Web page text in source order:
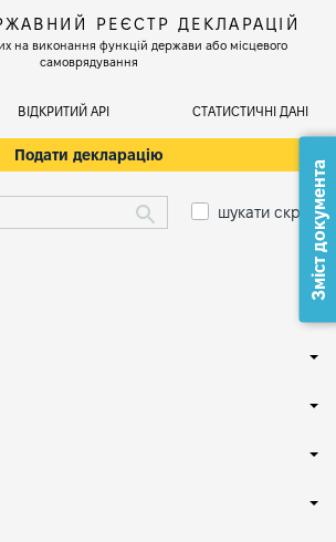
РЕЄСТР ДЕКЛАРАЦІЙ
на виконання функцій держави або місцевого
самоврядування
ВІДКРИТИЙ АРІ СТАТИСТИЧНІ ДАНІ
Подати декларацію
шукати скрізьЗміст документа